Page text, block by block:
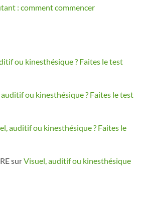
: comment commencer
ou kinesthésique ? Faites le test
ou kinesthésique ? Faites le test
auditif ou kinesthésique ? Faites le
surVisuel, auditif ou kinesthésique